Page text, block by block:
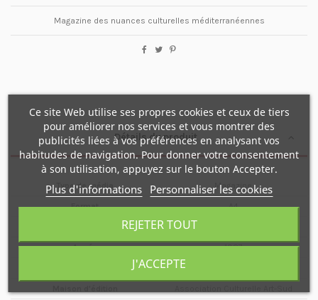
Magazine des nuances culturelles méditerranéennes
Détails du produit
Type de média Magazine
Format A4
Année 1987
Ce site Web utilise ses propres cookies et ceux de tiers
pour améliorer nos services et vous montrer des
publicités liées à vos préférences en analysant vos
habitudes de navigation. Pour donner votre consentement
à son utilisation, appuyez sur le bouton Accepter.
Plus d'informations Personnaliser les cookies
REJETER TOUT
J'ACCEPTE